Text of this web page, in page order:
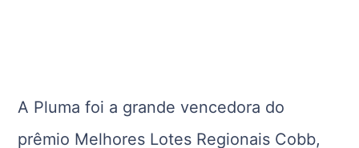
A Pluma foi a grande vencedora do
prêmio Melhores Lotes Regionais Cobb,